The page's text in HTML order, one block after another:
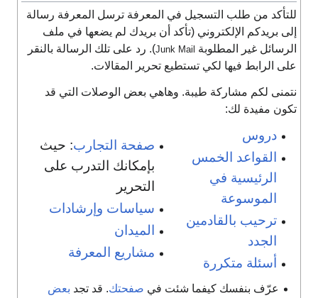
للتأكد من طلب التسجيل في المعرفة ترسل المعرفة رسالة
إلى بريدكم الإلكتروني (تأكد أن بريدك لم يضعها في ملف
الرسائل غير المطلوبة Junk Mail). رد على تلك الرسالة بالنقر
على الرابط فيها لكي تستطيع تحرير المقالات.
نتمنى لكم مشاركة طيبة. وهاهي بعض الوصلات التي قد
تكون مفيدة لك:
دروس
القواعد الخمس
الرئيسية في
الموسوعة
ترحيب بالقادمين
الجدد
أسئلة متكررة
صفحة التجارب: حيث
بإمكانك التدرب على
التحرير
سياسات وإرشادات
الميدان
مشاريع المعرفة
عرّف بنفسك كيفما شئت في صفحتك. قد تجد بعض